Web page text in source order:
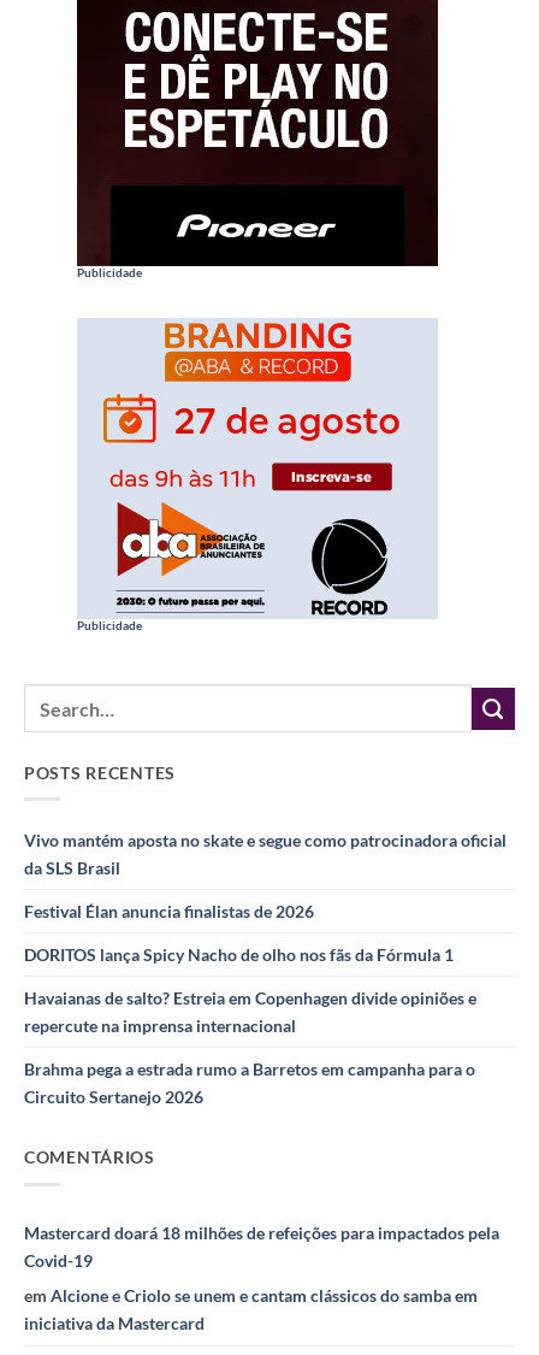
Publicidade
Publicidade
POSTS RECENTES
Vivo mantém aposta no skate e segue como patrocinadora oficial
da SLS Brasil
Festival Élan anuncia finalistas de 2026
DORITOS lança Spicy Nacho de olho nos fãs da Fórmula 1
Havaianas de salto? Estreia em Copenhagen divide opiniões e
repercute na imprensa internacional
Brahma pega a estrada rumo a Barretos em campanha para o
Circuito Sertanejo 2026
COMENTÁRIOS
Mastercard doará 18 milhões de refeições para impactados pela
Covid-19
em Alcione e Criolo se unem e cantam clássicos do samba em
iniciativa da Mastercard